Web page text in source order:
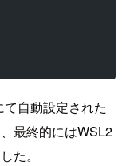
自動設定された
最終的にはWSL2
た。